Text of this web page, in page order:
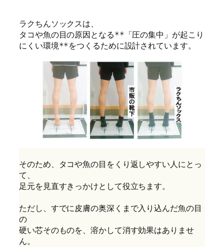
ラクちんソックスは、
タコや魚の目の原因となる**「圧の集中」が起こり
にくい環境**をつくるために設計されています。
そのため、タコや魚の目をくり返しやすい人にとっ
て、
足元を見直すきっかけとして役立ちます。
ただし、すでに皮膚の奥深くまで入り込んだ魚の目
の
硬い芯そのものを、溶かして消す効果はありませ
ん。